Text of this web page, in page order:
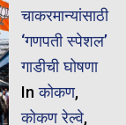
चाकरमान्यांसाठी
‘गणपती स्पेशल’
गाडीची घोषणा
Inकोकण,
कोकण रेल्वे,